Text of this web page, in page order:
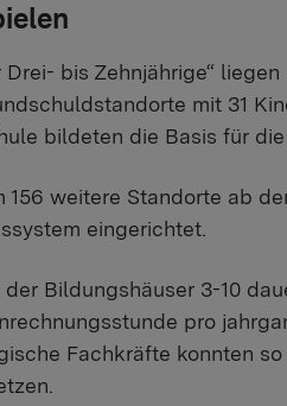
bis Zehnjährige“
mit 31
bildeten die Basis für
weitere Standorte ab
eingerichtet.
der Bildungshäuser 3-10
pro
Fachkräfte konnten